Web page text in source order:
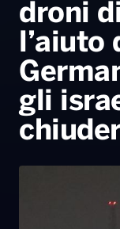
droni
l’aiuto
gli